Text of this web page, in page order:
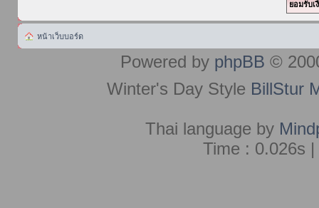
หน้าเว็บบอร์ด
Powered by phpBB ©
Winter's Day Style BillStur
Thai language by
Time : 0.026s